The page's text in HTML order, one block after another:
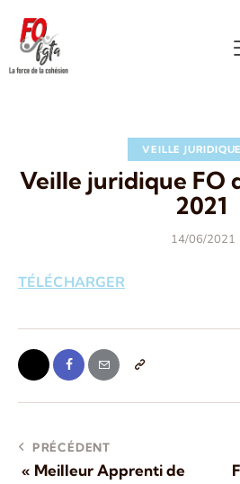
VEILLE
Veille juridique FO
2021
14/06/2021
TÉLÉCHARGER
PRÉCÉDENT
« Meilleur Apprenti de